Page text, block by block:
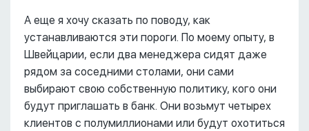
А еще я хочу сказать по поводу, как
устанавливаются эти пороги. По моему опыту, в
Швейцарии, если два менеджера сидят даже
рядом за соседними столами, они сами
выбирают свою собственную политику, кого они
будут приглашать в банк. Они возьмут четырех
клиентов с полумиллионами или будут охотиться